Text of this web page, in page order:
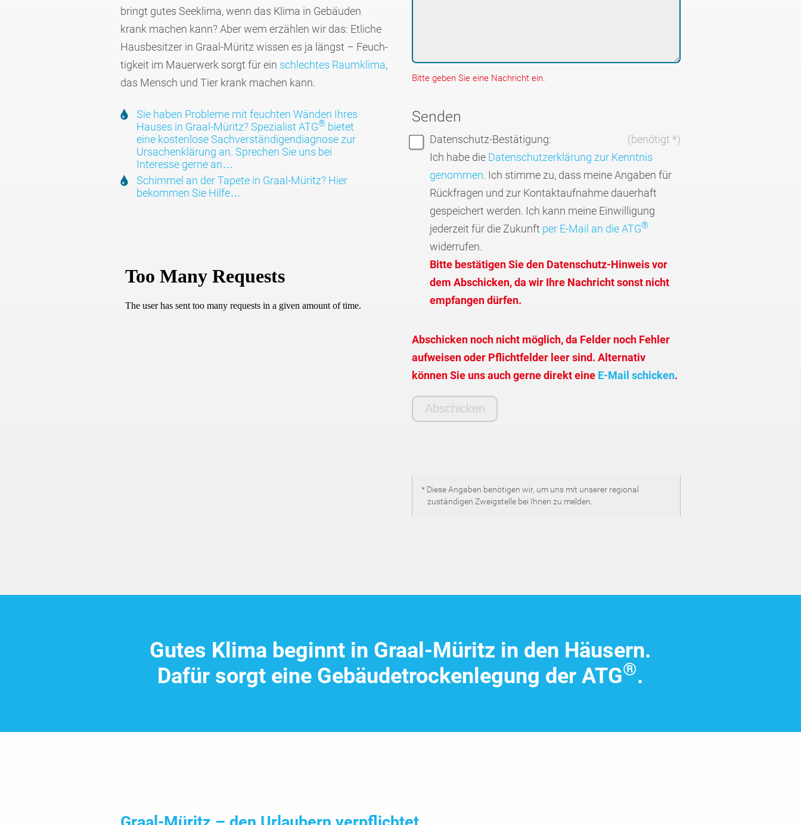
bringt gutes See­klima, wenn das Klima in Gebäu­den
krank machen kann? Aber wem erzählen wir das: Etliche
Hausbe­sitzer in Graal-Müritz wissen es ja längst – Feuch­
tig­keit im Mauer­werk sorgt für ein schlech­tes Raum­klima,
das Mensch und Tier krank machen kann.
Sie haben Probleme mit feuchten Wänden Ihres
Hauses in Graal-Müritz? Spezialist ATG®bietet
eine kosten­lose Sachver­ständigen­diagnose zur
Ursachen­klä­rung an. Sprechen Sie uns bei
Interesse gerne an…
Schimmel an der Tapete in Graal-Müritz? Hier
bekommen Sie Hilfe…
Bitte geben Sie eine Nachricht ein.
Senden
Datenschutz-Bestätigung:
(benötigt *)
Ich habe die Datenschutzerklärung zur Kenntnis
genommen. Ich stimme zu, dass meine Angaben für
Rückfragen und zur Kontaktaufnahme dauerhaft
gespeichert werden. Ich kann meine Einwilligung
jederzeit für die Zukunft per E-Mail an die ATG®
widerrufen.
Bitte bestätigen Sie den Datenschutz-Hinweis vor
dem Abschicken, da wir Ihre Nachricht sonst nicht
empfangen dürfen.
Abschicken noch nicht möglich, da Felder noch Fehler
aufweisen oder Pflichtfelder leer sind. Alternativ
können Sie uns auch gerne direkt eine E-Mail schicken.
* Diese Angaben benötigen wir, um uns mit unserer regional
zuständigen Zweigstelle bei Ihnen zu melden.
Gutes Klima beginnt in Graal-Müritz in den Häusern.
Dafür sorgt eine Gebäude­trocken­legung der ATG®.